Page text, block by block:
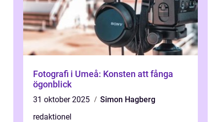
Fotografi i Umeå: Konsten att fånga
ögonblick
31 oktober 2025
Simon Hagberg
redaktionel